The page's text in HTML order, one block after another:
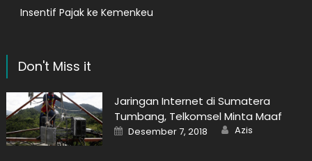
Insentif Pajak ke Kemenkeu
Don't Miss it
Jaringan Internet di Sumatera
Tumbang, Telkomsel Minta Maaf
Posted
on
Desember 7, 2018 Author
Azis